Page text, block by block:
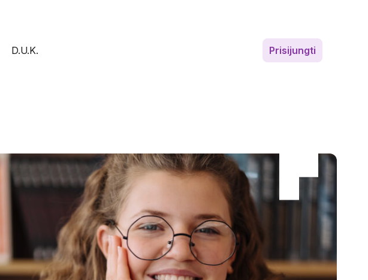
N
D.U.K. Prisijungti